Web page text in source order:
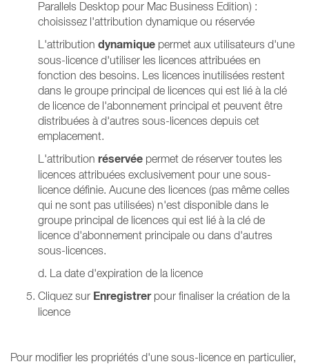
Parallels Desktop pour Mac Business Edition) :
choisissez l'attribution dynamique ou réservée
L'attribution dynamique permet aux utilisateurs d'une
sous-licence d'utiliser les licences attribuées en
fonction des besoins. Les licences inutilisées restent
dans le groupe principal de licences qui est lié à la clé
de licence de l'abonnement principal et peuvent être
distribuées à d'autres sous-licences depuis cet
emplacement.
L'attribution réservée permet de réserver toutes les
licences attribuées exclusivement pour une sous-
licence définie. Aucune des licences (pas même celles
qui ne sont pas utilisées) n'est disponible dans le
groupe principal de licences qui est lié à la clé de
licence d'abonnement principale ou dans d'autres
sous-licences.
d. La date d'expiration de la licence
Cliquez sur Enregistrerpour finaliser la création de la
licence
Pour modifier les propriétés d'une sous-licence en particulier,